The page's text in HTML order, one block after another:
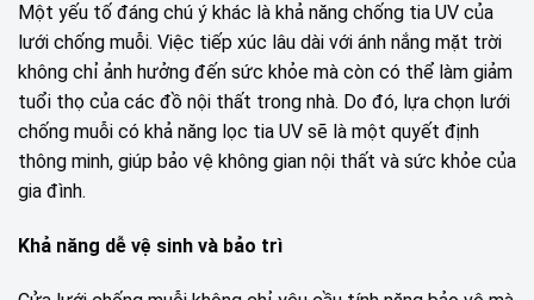
Một yếu tố đáng chú ý khác là khả năng chống tia UV của
lưới chống muỗi. Việc tiếp xúc lâu dài với ánh nắng mặt trời
không chỉ ảnh hưởng đến sức khỏe mà còn có thể làm giảm
tuổi thọ của các đồ nội thất trong nhà. Do đó, lựa chọn lưới
chống muỗi có khả năng lọc tia UV sẽ là một quyết định
thông minh, giúp bảo vệ không gian nội thất và sức khỏe của
gia đình.
Khả năng dễ vệ sinh và bảo trì